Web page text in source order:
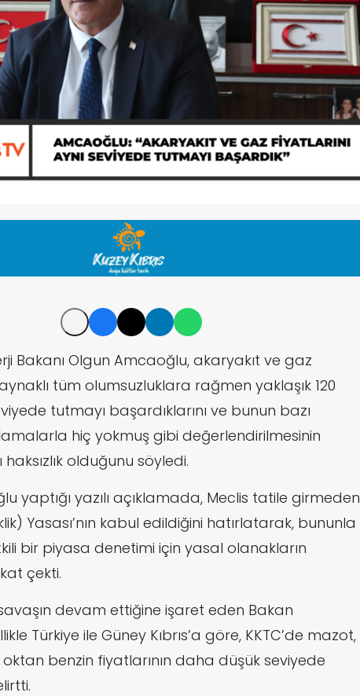
Bakanı Olgun Amcaoğlu, akaryakıt ve gaz
tüm olumsuzluklara rağmen yaklaşık 120
tutmayı başardıklarını ve bunun bazı
hiç yokmuş gibi değerlendirilmesinin
olduğunu söyledi.
yaptığı yazılı açıklamada, Meclis tatile girmeden
Yasası’nın kabul edildiğini hatırlatarak, bununla
bir piyasa denetimi için yasal olanakların
çekti.
devam ettiğine işaret eden Bakan
Türkiye ile Güney Kıbrıs’a göre, KKTC’de mazot,
benzin fiyatlarının daha düşük seviyede